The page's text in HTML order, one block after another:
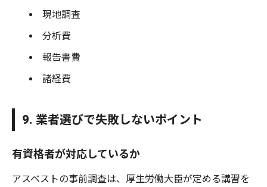
現地調査
分析費
報告書費
諸経費
9. 業者選びで失敗しないポイント
有資格者が対応しているか
アスベストの事前調査は、厚生労働大臣が定める講習を